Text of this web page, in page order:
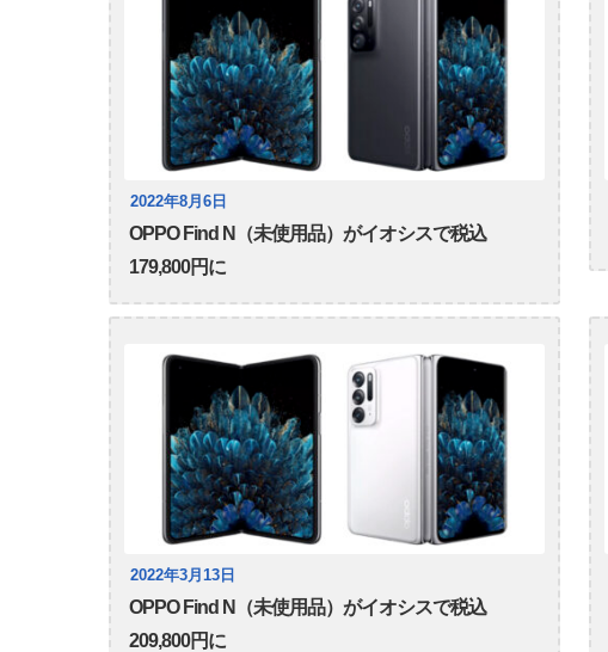
2022年8月6日
OPPO Find N（未使用品）がイオシスで税込
179,800円に
2022年3月13日
OPPO Find N（未使用品）がイオシスで税込
209,800円に